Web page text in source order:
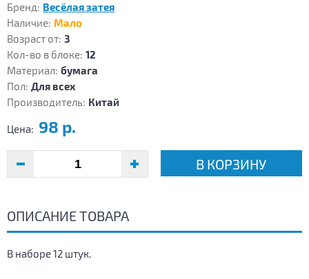
Бренд: Весёлая затея
Наличие: Мало
Возраст от: 3
Кол-во в блоке: 12
Материал: бумага
Пол: Для всех
Производитель: Китай
Цена: 98 р.
В КОРЗИНУ
ОПИСАНИЕ ТОВАРА
В наборе 12 штук.